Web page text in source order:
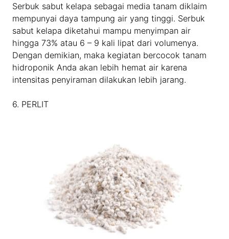
Serbuk sabut kelapa sebagai media tanam diklaim
mempunyai daya tampung air yang tinggi. Serbuk
sabut kelapa diketahui mampu menyimpan air
hingga 73% atau 6 – 9 kali lipat dari volumenya.
Dengan demikian, maka kegiatan bercocok tanam
hidroponik Anda akan lebih hemat air karena
intensitas penyiraman dilakukan lebih jarang.
6. PERLIT